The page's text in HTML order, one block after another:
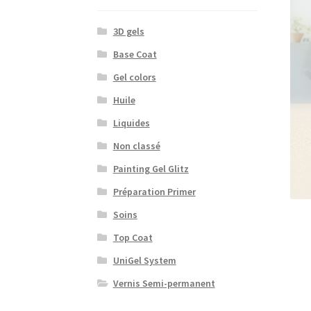
3D gels
Base Coat
Gel colors
Huile
Liquides
Non classé
Painting Gel Glitz
Préparation Primer
Soins
Top Coat
UniGel System
Vernis Semi-permanent